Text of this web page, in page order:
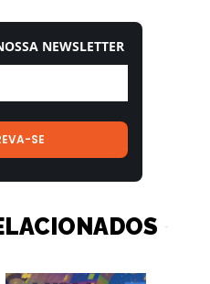
NEWSLETTER